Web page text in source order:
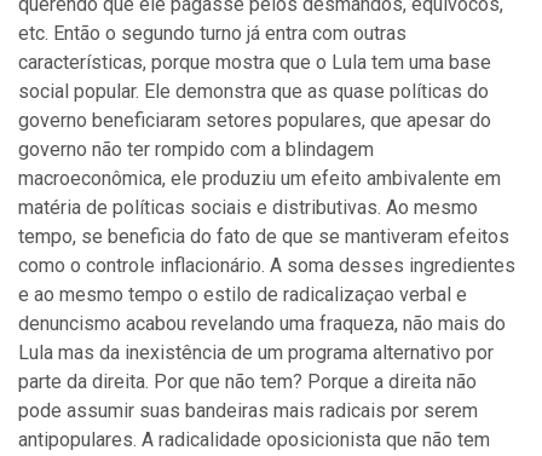
etc. Então o segundo turno já entra com outras
características, porque mostra que o Lula tem uma base
social popular. Ele demonstra que as quase políticas do
governo beneficiaram setores populares, que apesar do
governo não ter rompido com a blindagem
macroeconômica, ele produziu um efeito ambivalente em
matéria de políticas sociais e distributivas. Ao mesmo
tempo, se beneficia do fato de que se mantiveram efeitos
como o controle inflacionário. A soma desses ingredientes
e ao mesmo tempo o estilo de radicalizaçao verbal e
denuncismo acabou revelando uma fraqueza, não mais do
Lula mas da inexistência de um programa alternativo por
parte da direita. Por que não tem? Porque a direita não
pode assumir suas bandeiras mais radicais por serem
antipopulares. A radicalidade oposicionista que não tem